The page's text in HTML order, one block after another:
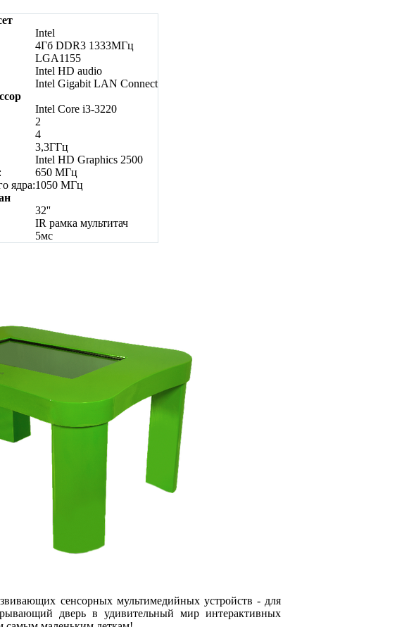
Intel
4Гб DDR3 1333МГц
LGA1155
Intel HD audio
Intel Gigabit LAN Connect
Intel Core i3-3220
2
4
3,3ГГц
Intel HD Graphics 2500
650 МГц
ядра:1050 МГц
32''
IR рамка мультитач
5мс
сенсорных мультимедийных устройств - для
дверь в удивительный мир интерактивных